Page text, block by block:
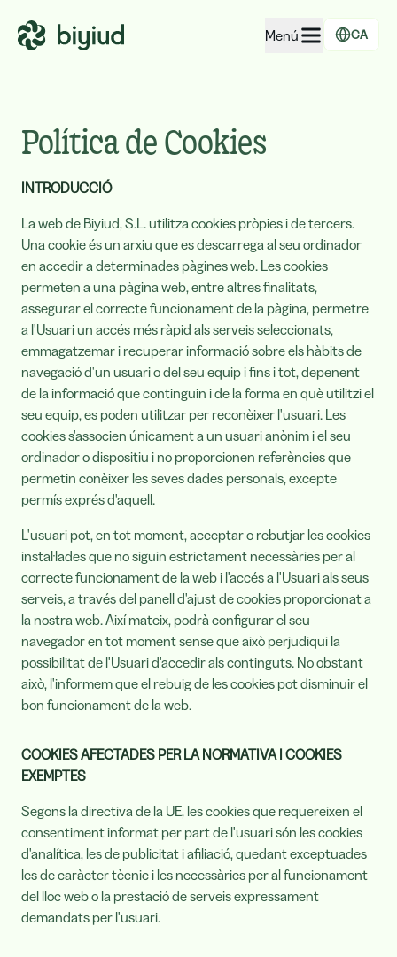
Menú
EcoRating de territoris
Per a empreses
CA
Política de Cookies
INTRODUCCIÓ
La web de Biyiud, S.L. utilitza cookies pròpies i de tercers.
Una cookie és un arxiu que es descarrega al seu ordinador
en accedir a determinades pàgines web. Les cookies
permeten a una pàgina web, entre altres finalitats,
assegurar el correcte funcionament de la pàgina, permetre
a l'Usuari un accés més ràpid als serveis seleccionats,
emmagatzemar i recuperar informació sobre els hàbits de
navegació d'un usuari o del seu equip i fins i tot, depenent
de la informació que continguin i de la forma en què utilitzi el
seu equip, es poden utilitzar per reconèixer l'usuari. Les
cookies s'associen únicament a un usuari anònim i el seu
ordinador o dispositiu i no proporcionen referències que
permetin conèixer les seves dades personals, excepte
permís exprés d'aquell.
L'usuari pot, en tot moment, acceptar o rebutjar les cookies
instal·lades que no siguin estrictament necessàries per al
correcte funcionament de la web i l'accés a l'Usuari als seus
serveis, a través del panell d'ajust de cookies proporcionat a
la nostra web. Així mateix, podrà configurar el seu
navegador en tot moment sense que això perjudiqui la
possibilitat de l'Usuari d'accedir als continguts. No obstant
això, l'informem que el rebuig de les cookies pot disminuir el
bon funcionament de la web.
COOKIES AFECTADES PER LA NORMATIVA I COOKIES
EXEMPTES
Segons la directiva de la UE, les cookies que requereixen el
consentiment informat per part de l'usuari són les cookies
d'analítica, les de publicitat i afiliació, quedant exceptuades
les de caràcter tècnic i les necessàries per al funcionament
del lloc web o la prestació de serveis expressament
demandats per l'usuari.